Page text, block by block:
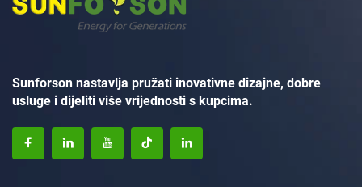
Sunforson nastavlja pružati inovativne dizajne, dobre
usluge i dijeliti više vrijednosti s kupcima.